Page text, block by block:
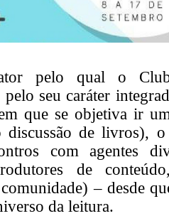
pelo qual o
seu caráter
que se objetiva ir
discussão de livros),
com agentes
de
– desde
da leitura.